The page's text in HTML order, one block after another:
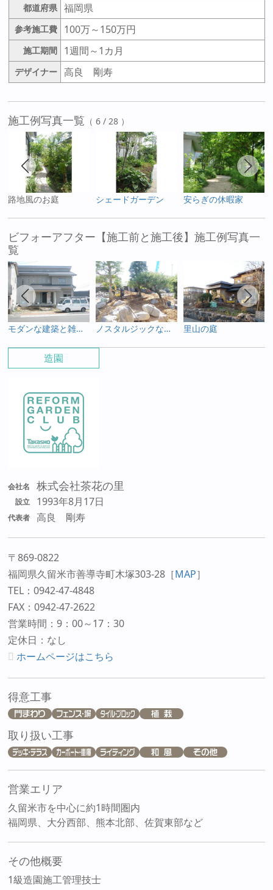
造園
会社名 株式会社茶花の里
設立 1993年8月17日
代表者 高良 剛寿
〒869-0822
福岡県久留米市善導寺町木塚303-28 ［MAP］
TEL：0942-47-4848
FAX：0942-47-2622
営業時間：9：00～17：30
定休日：なし
ホームページはこちら
得意工事
取り扱い工事
営業エリア
久留米市を中心に約1時間圏内
福岡県、大分西部、熊本北部、佐賀東部など
その他概要
1級造園施工管理技士
都道府県 福岡県
参考施工費 100万～150万円
施工期間 1週間～1カ月
デザイナー 高良 剛寿
施工例写真一覧 （ 6 / 28 ）
路地風のお庭 シェードガーデン 安らぎの休暇家
ビフォーアフター【施工前と施工後】施工例写真一
覧
モダンな建築と雑木を使った庭 ノスタルジックなお庭 里山の庭